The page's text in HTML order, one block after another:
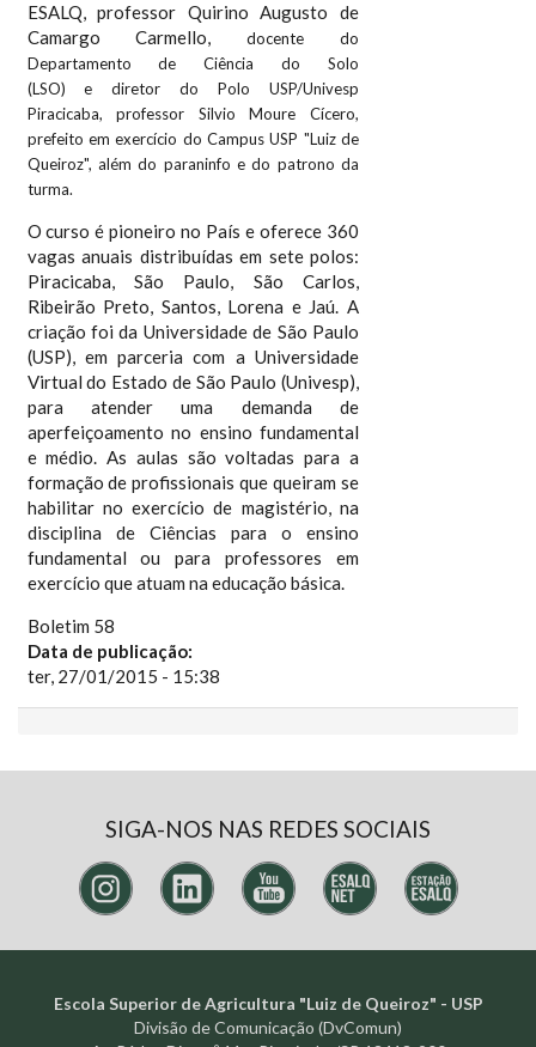
ESALQ, professor Quirino Augusto de
Camargo Carmello,docente do
Departamento de Ciência do Solo
(LSO) ediretor do Polo USP/Univesp
Piracicaba, professor Silvio Moure Cícero,
prefeito em exercício do Campus USP "Luiz de
Queiroz", além do paraninfo e do patrono da
turma.
O curso é pioneiro no País e oferece 360
vagas anuais distribuídas em sete polos:
Piracicaba, São Paulo, São Carlos,
Ribeirão Preto, Santos, Lorena e Jaú. A
criação foi da Universidade de São Paulo
(USP), em parceria com a Universidade
Virtual do Estado de São Paulo (Univesp),
para atender uma demanda de
aperfeiçoamento no ensino fundamental
e médio. As aulas são voltadas para a
formação de profissionais que queiram se
habilitar no exercício de magistério, na
disciplina de Ciências para o ensino
fundamental ou para professores em
exercício que atuam na educação básica.
Boletim 58
Data de publicação:
ter, 27/01/2015 - 15:38
SIGA-NOS NAS REDES SOCIAIS
Escola Superior de Agricultura "Luiz de Queiroz" - USP
Divisão de Comunicação (DvComun)